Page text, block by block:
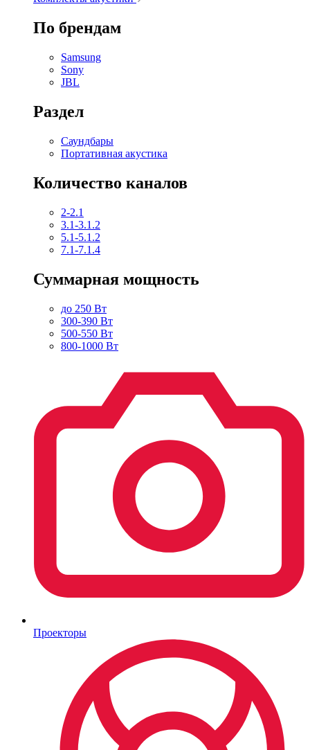
По брендам
Samsung
Sony
JBL
Раздел
Саундбары
Портативная акустика
Количество каналов
2-2.1
3.1-3.1.2
5.1-5.1.2
7.1-7.1.4
Суммарная мощность
до 250 Вт
300-390 Вт
500-550 Вт
800-1000 Вт
Проекторы